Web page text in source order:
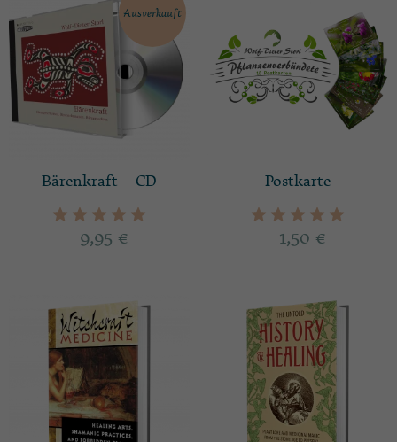
Ausverkauft
Bärenkraft – CD
9,95 €
Postkarte
1,50 €